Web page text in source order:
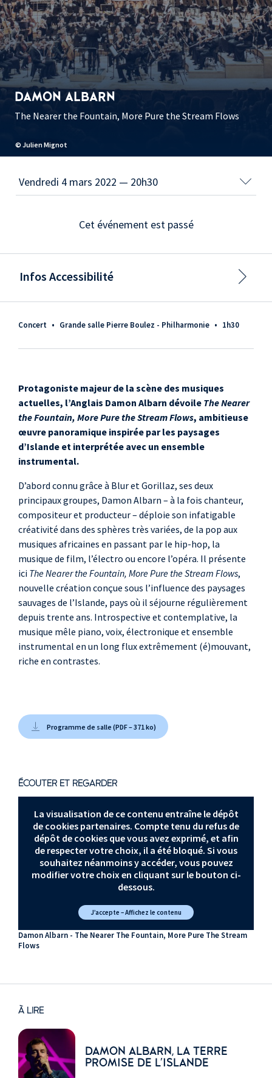
© Julien Mignot
DAMON ALBARN
The Nearer the Fountain, More Pure the Stream Flows
Concert • Grande salle Pierre Boulez - Philharmonie • 1h30
Protagoniste majeur de la scène des musiques
actuelles, l’Anglais Damon Albarn dévoile The Nearer
the Fountain, More Pure the Stream Flows, ambitieuse
œuvre panoramique inspirée par les paysages
d’Islande et interprétée avec un ensemble
instrumental.
D’abord connu grâce à Blur et Gorillaz, ses deux
principaux groupes, Damon Albarn – à la fois chanteur,
compositeur et producteur – déploie son infatigable
créativité dans des sphères très variées, de la pop aux
musiques africaines en passant par le hip-hop, la
musique de film, l’électro ou encore l’opéra. Il présente
ici The Nearer the Fountain, More Pure the Stream Flows,
nouvelle création conçue sous l’influence des paysages
sauvages de l’Islande, pays où il séjourne régulièrement
depuis trente ans. Introspective et contemplative, la
musique mêle piano, voix, électronique et ensemble
instrumental en un long flux extrêmement (é)mouvant,
riche en contrastes.
Programme de salle (PDF – 371 ko)
ÉCOUTER ET REGARDER
La visualisation de ce contenu entraîne le dépôt
de cookies partenaires. Compte tenu du refus de
dépôt de cookies que vous avez exprimé, et afin
de respecter votre choix, il a été bloqué. Si vous
souhaitez néanmoins y accéder, vous pouvez
modifier votre choix en cliquant sur le bouton ci-
dessous.
J’accepte – Affichez le contenu
Damon Albarn - The Nearer The Fountain, More Pure The Stream
Flows
À LIRE
DAMON ALBARN, LA TERRE
PROMISE DE L'ISLANDE
Cet événement est passé
Infos Accessibilité